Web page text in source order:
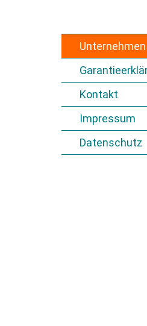
Unternehmen
Kontakt
Impressum
Datenschutz